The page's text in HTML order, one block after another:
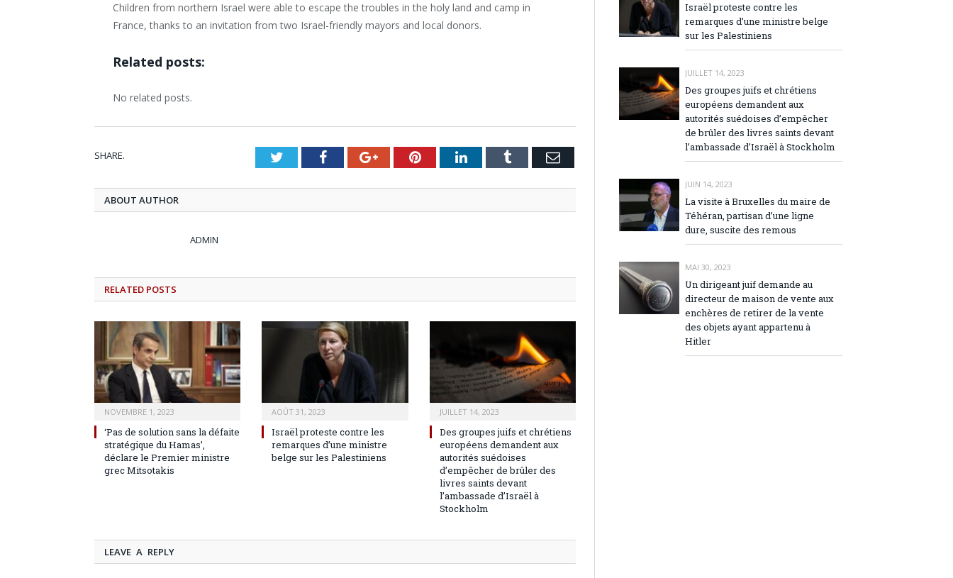
Children from northern Israel were able to escape the troubles in the holy land and camp in
France, thanks to an invitation from two Israel-friendly mayors and local donors.
Related posts:
No related posts.
SHARE. TwitterFacebookGoogle+PinterestLinkedInTumblr Email
ABOUT AUTHOR
ADMIN
RELATED POSTS
NOVEMBRE 1, 2023
‘Pas de solution sans la défaite
stratégique du Hamas’,
déclare le Premier ministre
grec Mitsotakis
AOÛT 31, 2023
Israël proteste contre les
remarques d’une ministre
belge sur les Palestiniens
JUILLET 14, 2023
Des groupes juifs et chrétiens
européens demandent aux
autorités suédoises
d’empêcher de brûler des
livres saints devant
l’ambassade d’Israël à
Stockholm
LEAVE A REPLY
Israël proteste contre les
remarques d’une ministre belge
sur les Palestiniens
JUILLET 14, 2023
Des groupes juifs et chrétiens
européens demandent aux
autorités suédoises d’empêcher
de brûler des livres saints devant
l’ambassade d’Israël à Stockholm
JUIN 14, 2023
La visite à Bruxelles du maire de
Téhéran, partisan d’une ligne
dure, suscite des remous
MAI 30, 2023
Un dirigeant juif demande au
directeur de maison de vente aux
enchères de retirer de la vente
des objets ayant appartenu à
Hitler